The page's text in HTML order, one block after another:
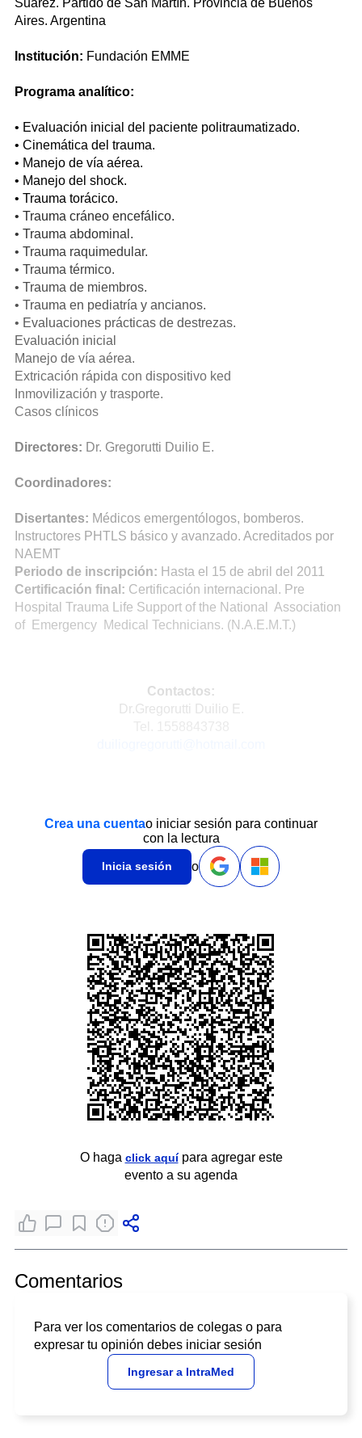
Suárez. Partido de San Martín. Provincia de Buenos
Aires. Argentina
Institución: Fundación EMME
Programa analítico:
• Evaluación inicial del paciente politraumatizado.
• Cinemática del trauma.
• Manejo de vía aérea.
• Manejo del shock.
• Trauma torácico.
• Trauma cráneo encefálico.
• Trauma abdominal.
• Trauma raquimedular.
• Trauma térmico.
• Trauma de miembros.
• Trauma en pediatría y ancianos.
• Evaluaciones prácticas de destrezas.
Evaluación inicial
Manejo de vía aérea.
Extricación rápida con dispositivo ked
Inmovilización y trasporte.
Casos clínicos
Directores: Dr. Gregorutti Duilio E.
Coordinadores:
Disertantes: Médicos emergentólogos, bomberos.
Instructores PHTLS básico y avanzado. Acreditados por
NAEMT
Periodo de inscripción: Hasta el 15 de abril del 2011
Certificación final: Certificación internacional. Pre
Hospital Trauma Life Support of the National Association
of Emergency Medical Technicians. (N.A.E.M.T.)
Contactos:
Dr.Gregorutti Duilio E.
Crea una cuentao iniciar sesión para continuar
con la lectura
Inicia sesión o
O haga click aquípara agregar este
evento a su agenda
Comentarios
Para ver los comentarios de colegas o para
expresar tu opinión debes iniciar sesión
Ingresar a IntraMed